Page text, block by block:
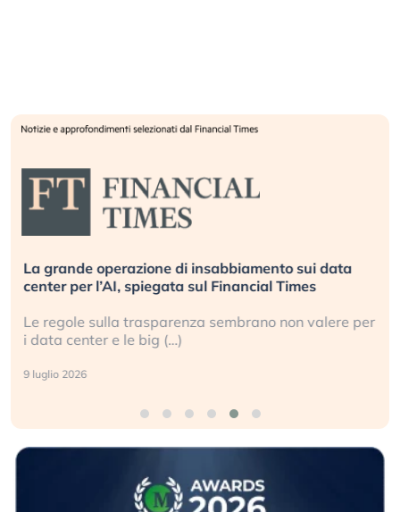
La grande operazione di insabbiamento sui data
center per l’AI, spiegata sul Financial Times
Le regole sulla trasparenza sembrano non valere per
i data center e le big (…)
9 luglio 2026